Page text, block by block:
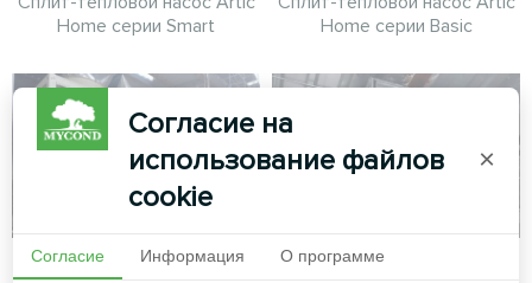
Home серии Smart
Home серии Basic
Коммерческий
Реабилитационный
Согласие на
использование файлов
cookie
×
Согласие Информация О программе